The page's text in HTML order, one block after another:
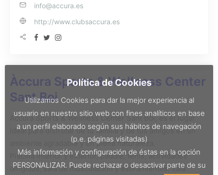
info@accura.es
http://www.clubsaccura.es
Àccura Sports & Wellness Center
Sant Boi
Àccura Sports & Wellness Center Sant Boi, es el lugar
ideal para disfrutar de tu familia y de tus amigos en un
biente agradable y en plena naturaleza.
Piscina interior y exterior, paddle, tenis, actividades
dirigidas, sala de musculación y estiramientos, sala
Política de Cookies
Utilizamos Cookies para dar la mejor experiencia al
usuario en nuestro sitio web con fines analíticos en base
a un perfil elaborado según sus hábitos de navegación
(p.e. páginas visitadas)
Más información y configuración de éstas en la opción
PERSONALIZAR. Puede rechazar o desactivar parte de su